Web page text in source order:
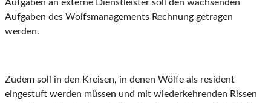
Aufgaben an externe Dienstleister soll den wachsenden
Aufgaben des Wolfsmanagements Rechnung getragen
werden.
Zudem soll in den Kreisen, in denen Wölfe als resident
eingestuft werden müssen und mit wiederkehrenden Rissen